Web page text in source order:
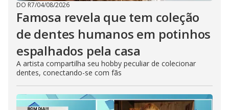
DO R7/04/08/2026
Famosa revela que tem coleção
de dentes humanos em potinhos
espalhados pela casa
A artista compartilha seu hobby peculiar de colecionar
dentes, conectando-se com fãs